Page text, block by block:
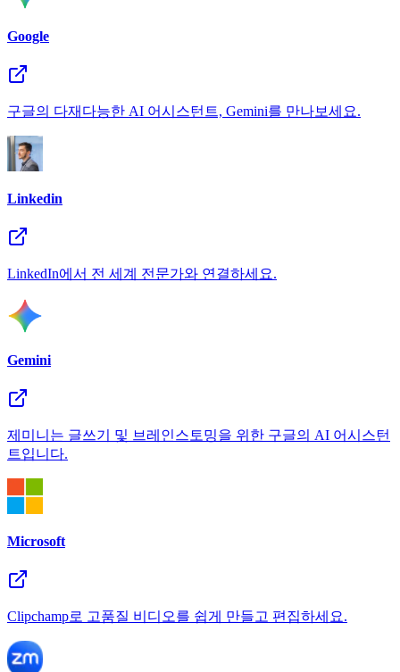
Google
구글의 다재다능한 AI 어시스턴트, Gemini를 만나보세요.
Linkedin
LinkedIn에서 전 세계 전문가와 연결하세요.
Gemini
제미니는 글쓰기 및 브레인스토밍을 위한 구글의 AI 어시스턴
트입니다.
Microsoft
Clipchamp로 고품질 비디오를 쉽게 만들고 편집하세요.